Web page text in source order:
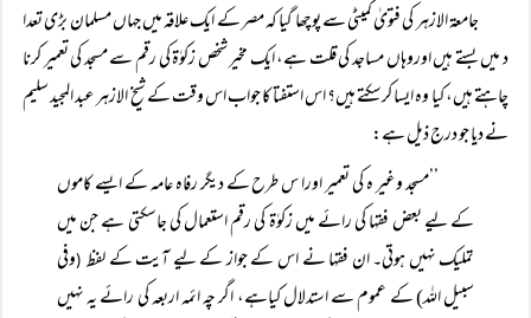
جامعۃ الازہر کی فتویٰ کمیٹی سے پوچھا گیا کہ مصر کے ایک علاقہ میں جہاں مسلمان بڑی تعدا
د میں بستے ہیں اوروہاں مساجد کی قلت ہے، ایک مخیر شخص زکوٰۃ کی رقم سے مسجد کی تعمیر کرنا
چاہتے ہیں، کیا وہ ایسا کرسکتے ہیں؟ اس استفتا کا جواب اس وقت کے شیخ الازہر عبد المجید سلیم
نے دیا جو درج ذیل ہے:
’’مسجد وغیر ہ کی تعمیر اورا س طرح کے دیگر رفاہ عامہ کے ایسے کاموں
کے لیے بعض فقہا کی رائے میں زکوٰۃ کی رقم استعمال کی جاسکتی ہے جن میں
تملیک نہیں ہوتی۔ ان فقہا نے اس کے جواز کے لیے آیت کے لفظ(وفی
سبیل اللہ) کے عموم سے استدلال کیاہے، اگر چہ ائمہ اربعہ کی رائے یہ نہیں